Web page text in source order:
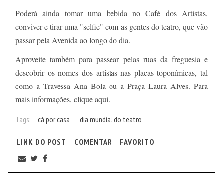
Poderá ainda tomar uma bebida no Café dos Artistas,
conviver e tirar uma "selfie" com as gentes do teatro, que vão
passar pela Avenida ao longo do dia.
Aproveite também para passear pelas ruas da freguesia e
descobrir os nomes dos artistas nas placas toponímicas, tal
como a Travessa Ana Bola ou a Praça Laura Alves. Para
mais informações, cliqueaqui.
Tags: cá por casa dia mundial do teatro
LINK DO POST COMENTAR FAVORITO